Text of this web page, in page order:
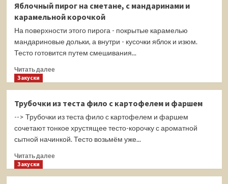
из
курицы
(мясные
Яблочный пирог на сметане, с мандаринами и
карамельной корочкой
На поверхности этого пирога - покрытые карамелью
мандариновые дольки, а внутри - кусочки яблок и изюм.
Тесто готовится путем смешивания...
Читать далееПрочитать
пирог
на
сметане,
и
Закуски
Трубочки из теста фило с картофелем и фаршем
--> Трубочки из теста фило с картофелем и фаршем
сочетают тонкое хрустящее тесто-корочку с ароматной
сытной начинкой. Тесто возьмём уже...
Читать далееПрочитать
Закуски